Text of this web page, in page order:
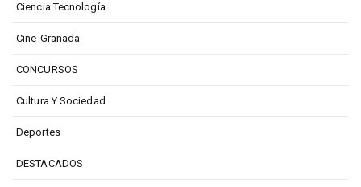
Ciencia Tecnología
Cine-Granada
CONCURSOS
Cultura Y Sociedad
Deportes
DESTACADOS